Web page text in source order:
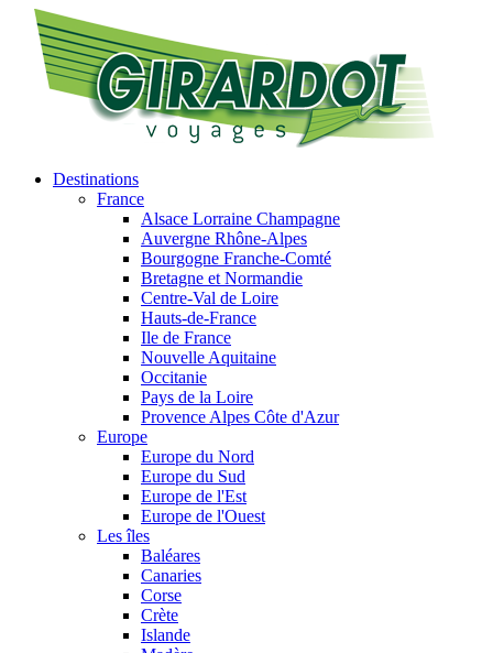
Destinations
France
Alsace Lorraine Champagne
Auvergne Rhône-Alpes
Bourgogne Franche-Comté
Bretagne et Normandie
Centre-Val de Loire
Hauts-de-France
Ile de France
Nouvelle Aquitaine
Occitanie
Pays de la Loire
Provence Alpes Côte d'Azur
Europe
Europe du Nord
Europe du Sud
Europe de l'Est
Europe de l'Ouest
Les îles
Baléares
Canaries
Corse
Crète
Islande